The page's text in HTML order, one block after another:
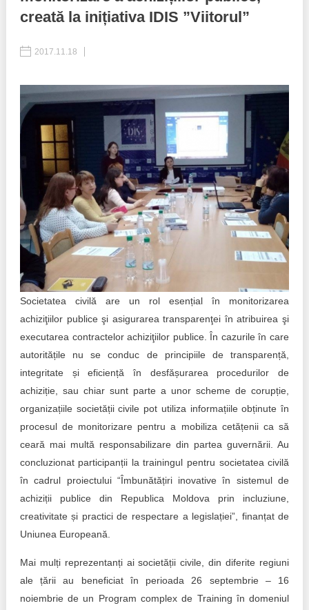
Inițiative desfășurate
Manual de proceduri
Note & poziții​
Organigrama IDIS
Anunțuri
Consiliul consulativ internațional IDIS
Politici regionale
Bunele practici
Laborator sociometric
Transparența guvernării locale
People Watch
Proces democratic
Agenda Națională de Business
Puterea hibridă
15 minute de realism economic
Buletin EU-STRAT
Aplică la BUNELE PRACTICI
Transparența întreprinderilor de stat
Moldova
Democrația, independența și transparența instituțiilor
publice-cheie din Moldova
Achizițiile publice în vizorul societății civile
creată la inițiativa IDIS ”Viitorul”
2017.11.18
Societatea civilă are un rol esențial în monitorizarea
achiziţiilor publice şi asigurarea transparenţei în atribuirea şi
executarea contractelor achiziţiilor publice. În cazurile în care
autoritățile nu se conduc de principiile de transparență,
integritate și eficiență în desfășurarea procedurilor de
achiziție, sau chiar sunt parte a unor scheme de corupție,
organizațiile societății civile pot utiliza informațiile obținute în
procesul de monitorizare pentru a mobiliza cetățenii ca să
ceară mai multă responsabilizare din partea guvernării. Au
concluzionat participanții la trainingul pentru societatea civilă
în cadrul proiectului “Îmbunătățiri inovative în sistemul de
achiziții publice din Republica Moldova prin incluziune,
creativitate și practici de respectare a legislației”, finanțat de
Uniunea Europeană.
Mai mulți reprezentanți ai societății civile, din diferite regiuni
ale țării au beneficiat în perioada 26 septembrie – 16
noiembrie de un Program complex de Training în domeniul